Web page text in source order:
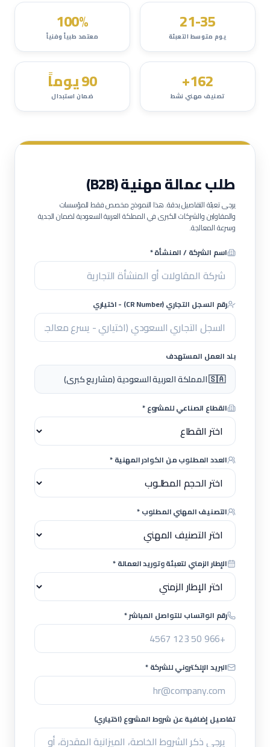
21-35
يوم متوسط التعبئة
100%
معتمد طبياً وفنياً
162+
تصنيف مهني نشط
90 يوماً
ضمان استبدال
طلب عمالة مهنية (B2B)
يرجى تعبئة التفاصيل بدقة. هذا النموذج مخصص فقط للمؤسسات
والمقاولين والشركات الكبرى في المملكة العربية السعودية لضمان الجدية
وسرعة المعالجة.
اسم الشركة / المنشأة *
رقم السجل التجاري (CR Number) - اختياري
بلد العمل المستهدف
🇸🇦 المملكة العربية السعودية (مشاريع كبرى)
القطاع الصناعي للمشروع *
العدد المطلوب من الكوادر المهنية *
التصنيف المهني المطلوب *
الإطار الزمني لتعبئة وتوريد العمالة *
رقم الواتساب للتواصل المباشر *
البريد الإلكتروني للشركة *
تفاصيل إضافية عن شروط المشروع (اختياري)